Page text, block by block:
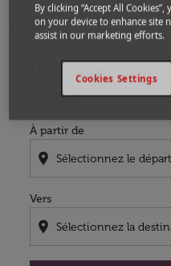
Accueil Vols Vols
Hanoi
Prochains Vols
Hanoi
À partir de
location_on
Vers
location_on
Aucun tarif trouvé
By clicking “Accept All
on your device to enhance site
assist in our marketing efforts.
Cookies Settings